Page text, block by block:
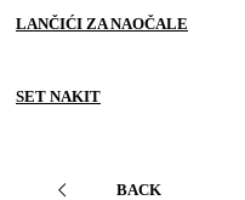
LANČIĆI ZA NAOČALE
SET NAKIT
BACK